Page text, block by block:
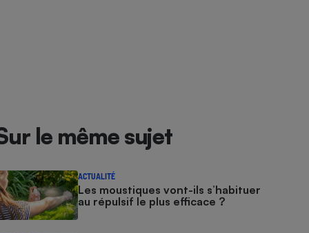
le même sujet
ACTUALITÉ
Les moustiques vont-ils s’habituer
au répulsif le plus efficace ?